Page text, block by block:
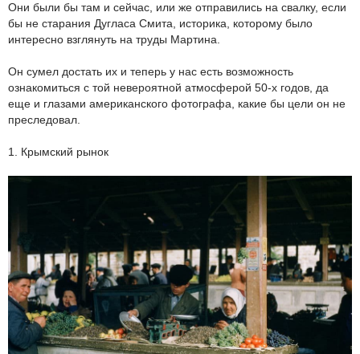
Они были бы там и сейчас, или же отправились на свалку, если
бы не старания Дугласа Смита, историка, которому было
интересно взглянуть на труды Мартина.
Он сумел достать их и теперь у нас есть возможность
ознакомиться с той невероятной атмосферой 50-х годов, да
еще и глазами американского фотографа, какие бы цели он не
преследовал.
1. Крымский рынок